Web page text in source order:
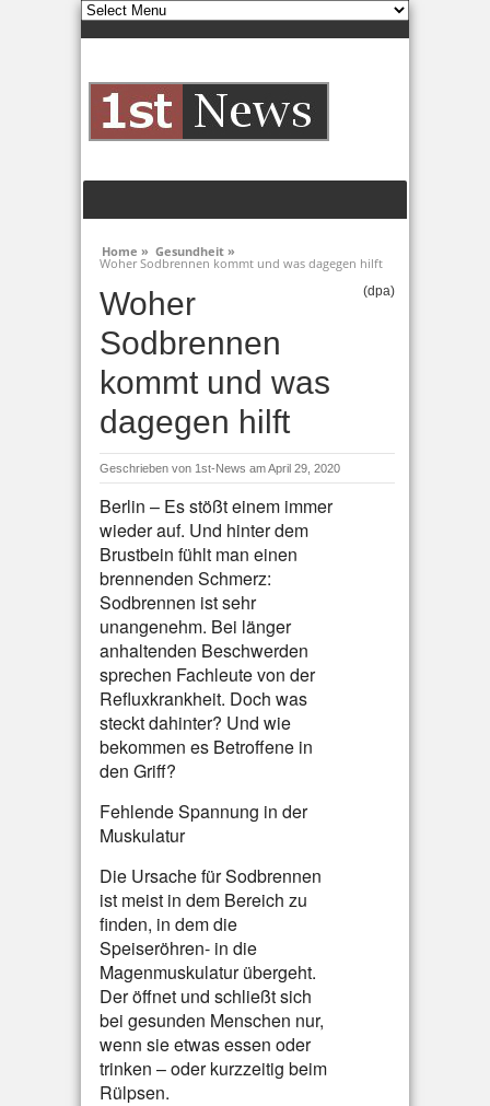
Home » Gesundheit »
Woher Sodbrennen kommt und was dagegen hilft
Woher
Sodbrennen
kommt und was
dagegen hilft
(dpa)
Geschrieben von 1st-News am April 29, 2020
Berlin – Es stößt einem immer
wieder auf. Und hinter dem
Brustbein fühlt man einen
brennenden Schmerz:
Sodbrennen ist sehr
unangenehm. Bei länger
anhaltenden Beschwerden
sprechen Fachleute von der
Refluxkrankheit. Doch was
steckt dahinter? Und wie
bekommen es Betroffene in
den Griff?
Fehlende Spannung in der
Muskulatur
Die Ursache für Sodbrennen
ist meist in dem Bereich zu
finden, in dem die
Speiseröhren- in die
Magenmuskulatur übergeht.
Der öffnet und schließt sich
bei gesunden Menschen nur,
wenn sie etwas essen oder
trinken – oder kurzzeitig beim
Rülpsen.